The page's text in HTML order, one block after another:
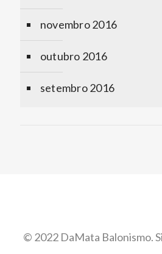
novembro 2016
outubro 2016
setembro 2016
© 2022 DaMata Balonismo.